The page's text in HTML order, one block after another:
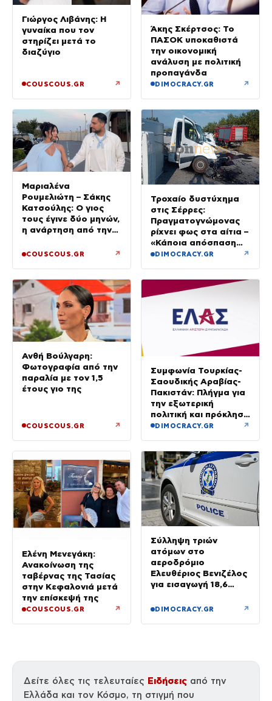
Γιώργος Λιβάνης: Η
γυναίκα που τον
στηρίζει μετά το
διαζύγιο
COUSCOUS.GR ↗
Άκης Σκέρτσος: Το
ΠΑΣΟΚ υποκαθιστά
την οικονομική
ανάλυση με πολιτική
προπαγάνδα
DIMOCRACY.GR ↗
Μαριαλένα
Ρουμελιώτη – Σάκης
Κατσούλης: Ο γιος
τους έγινε δύο μηνών,
η ανάρτηση από την
COUSCOUS.GR ↗
Τροχαίο δυστύχημα
στις Σέρρες:
Πραγματογνώμονας
ρίχνει φως στα αίτια –
«Κάποια απόσπαση
προσοχής, ίσως
DIMOCRACY.GR ↗
Ανθή Βούλγαρη:
Φωτογραφία από την
παραλία με τον 1,5
έτους γιο της
COUSCOUS.GR ↗
Συμφωνία Τουρκίας-
Σαουδικής Αραβίας-
Πακιστάν: Πλήγμα για
την εξωτερική
πολιτική και πρόκληση
για την Αθήνα, λέει η
DIMOCRACY.GR ↗
Ελένη Μενεγάκη:
Ανακοίνωση της
ταβέρνας της Τασίας
στην Κεφαλονιά μετά
την επίσκεψή της
COUSCOUS.GR ↗
Σύλληψη τριών
ατόμων στο
αεροδρόμιο
Ελευθέριος Βενιζέλος
για εισαγωγή 18,6
κάνναβης σε
DIMOCRACY.GR ↗
Δείτε όλες τις τελευταίες Ειδήσεις από την
Ελλάδα και τον Κόσμο, τη στιγμή που